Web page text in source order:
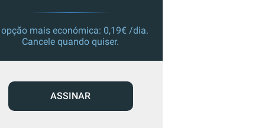
mais económica: 0,19€ /dia.
Cancele quando quiser.
ASSINAR